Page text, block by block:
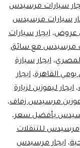
القاهرة
ايجار
مرسيدس
بالسائق
|
01102106655
سيارات مرسيدس
سيارات مرسيدس
عروض،ايجار سيارات
مرسيدس مع سائق
،ايجار سيارة
القاهرة،ايجار
، ايجار ليموزين لزيارة
مرسيدس زفاف،
بأفضل سعر،
مرسيدس للتنقلات
، ايجار مرسيدس